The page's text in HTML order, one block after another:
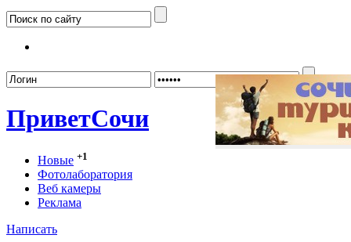
ПриветСочи
Новые +1
Фотолаборатория
Веб камеры
Реклама
Написать